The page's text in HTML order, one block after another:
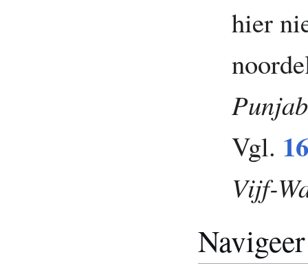
hier
Punjab
Vgl.
Vijf-
Navigeer